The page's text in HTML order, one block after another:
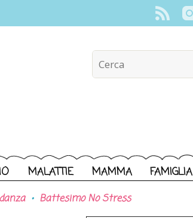
MALATTIE MAMMA FAMIGLIA
Battesimo No Stress